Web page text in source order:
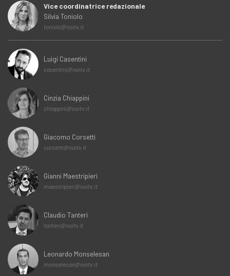
Vice coordinatrice redazionale
Silvia Toniolo
toniolo@noitv.it
Luigi Casentini
casentini@noitv.it
Cinzia Chiappini
chiappini@noitv.it
Giacomo Corsetti
corsetti@noitv.it
Gianni Maestripieri
maestripieri@noitv.it
Claudio Tanteri
tanteri@noitv.it
Leonardo Monselesan
monselesan@noitv.it